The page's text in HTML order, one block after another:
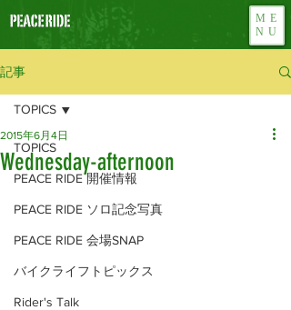
ME
NU
記事
TOPICS
PEACE RIDE 開催情報
PEACE RIDE ソロ記念写真
PEACE RIDE 会場SNAP
バイクライフトピックス
Rider's Talk
TOPICS
Wednesday-afternoon
2015年6月4日